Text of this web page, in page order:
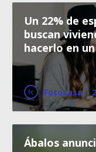
Un 22% de
buscan
hacerlo en
Fotocasa ·
Ábalos